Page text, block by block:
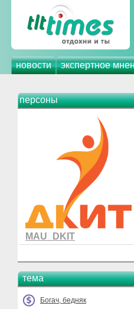
новости экспертное
персоны
MAU_DKIT
тема
Богач, бедняк